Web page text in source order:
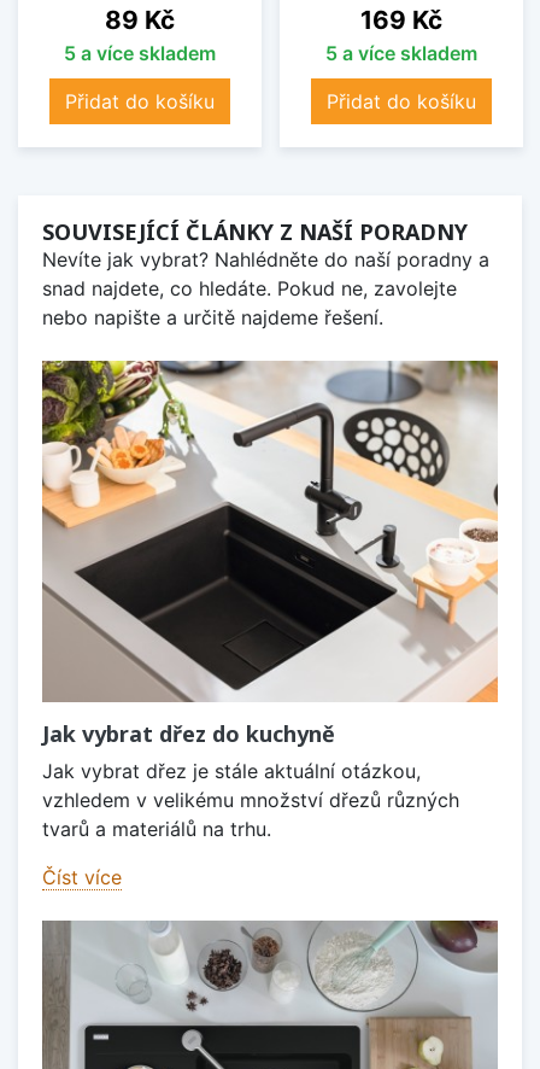
Cena
89 Kč
5 a více skladem
Přidat do košíku
Cena
169 Kč
5 a více skladem
Přidat do košíku
SOUVISEJÍCÍ ČLÁNKY Z NAŠÍ PORADNY
Nevíte jak vybrat? Nahlédněte do naší poradny a
snad najdete, co hledáte. Pokud ne, zavolejte
nebo napište a určitě najdeme řešení.
Jak vybrat dřez do kuchyně
Jak vybrat dřez je stále aktuální otázkou,
vzhledem v velikému množství dřezů různých
tvarů a materiálů na trhu.
Číst více